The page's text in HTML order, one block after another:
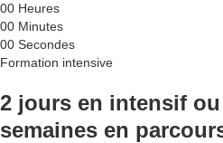
00 Heures
00 Minutes
00 Secondes
Formation intensive
2 jours en intensif
semaines en